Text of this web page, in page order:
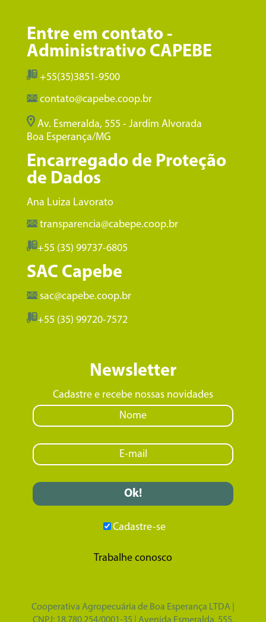
Entre em contato -
Administrativo CAPEBE
+55(35)3851-9500
contato@capebe.coop.br
Av. Esmeralda, 555 - Jardim Alvorada
Boa Esperança/MG
Encarregado de Proteção
de Dados
Ana Luiza Lavorato
transparencia@cabepe.coop.br
+55 (35) 99737-6805
SAC Capebe
sac@capebe.coop.br
+55 (35) 99720-7572
Newsletter
Cadastre e recebe nossas novidades
Cadastre-se
Trabalhe conosco
Cooperativa Agropecuária de Boa Esperança LTDA |